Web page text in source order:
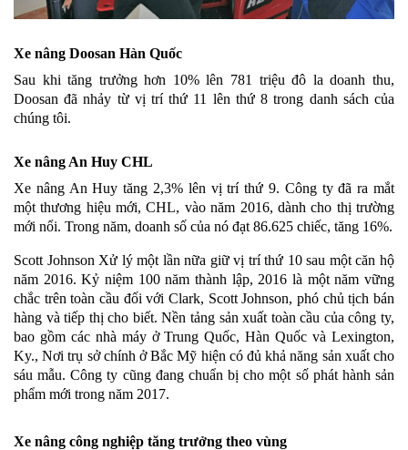
Xe nâng Doosan Hàn Quốc
Sau khi tăng trưởng hơn 10% lên 781 triệu đô la doanh thu,
Doosan đã nhảy từ vị trí thứ 11 lên thứ 8 trong danh sách của
chúng tôi.
Xe nâng An Huy CHL
Xe nâng An Huy tăng 2,3% lên vị trí thứ 9. Công ty đã ra mắt
một thương hiệu mới, CHL, vào năm 2016, dành cho thị trường
mới nổi. Trong năm, doanh số của nó đạt 86.625 chiếc, tăng 16%.
Scott Johnson Xử lý một lần nữa giữ vị trí thứ 10 sau một căn hộ
năm 2016. Kỷ niệm 100 năm thành lập, 2016 là một năm vững
chắc trên toàn cầu đối với Clark, Scott Johnson, phó chủ tịch bán
hàng và tiếp thị cho biết. Nền tảng sản xuất toàn cầu của công ty,
bao gồm các nhà máy ở Trung Quốc, Hàn Quốc và Lexington,
Ky., Nơi trụ sở chính ở Bắc Mỹ hiện có đủ khả năng sản xuất cho
sáu mẫu. Công ty cũng đang chuẩn bị cho một số phát hành sản
phẩm mới trong năm 2017.
Xe nâng công nghiệp tăng trưởng theo vùng